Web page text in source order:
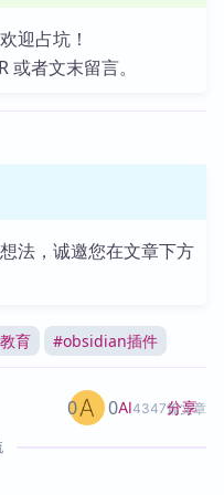
迎占坑！
者文末留言。
法，诚邀您在文章下方
育 #obsidian插件
AI4347篇文章
0 0 分享